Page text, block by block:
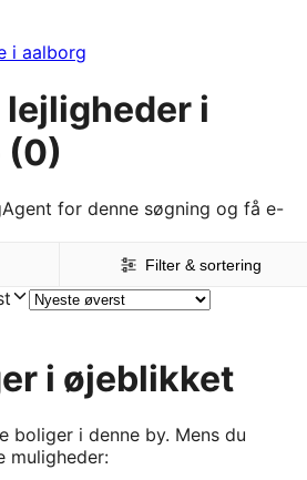
i aalborg
i
(0)
for denne søgning og få e-
Filter & sortering
i øjeblikket
boliger i denne by. Mens du
muligheder: